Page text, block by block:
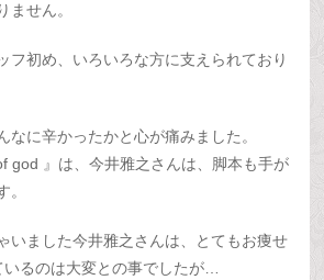
ません。
フ初め、いろいろな方に支えられており
なに辛かったかと心が痛みました。
god 』は、今井雅之さんは、脚本も手が
。
いました今井雅之さんは、とてもお痩せ
るのは大変との事でしたが…